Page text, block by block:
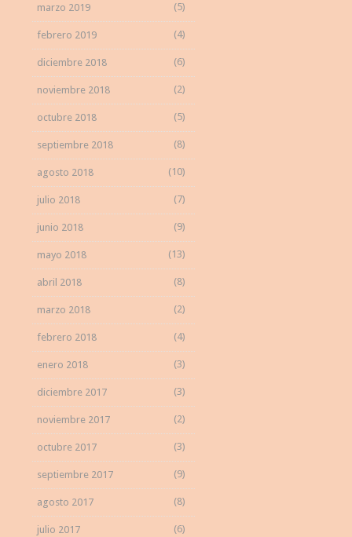
marzo 2019 (5)
febrero 2019 (4)
diciembre 2018 (6)
noviembre 2018 (2)
octubre 2018 (5)
septiembre 2018 (8)
agosto 2018 (10)
julio 2018 (7)
junio 2018 (9)
mayo 2018 (13)
abril 2018 (8)
marzo 2018 (2)
febrero 2018 (4)
enero 2018 (3)
diciembre 2017 (3)
noviembre 2017 (2)
octubre 2017 (3)
septiembre 2017 (9)
agosto 2017 (8)
julio 2017 (6)